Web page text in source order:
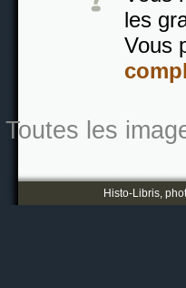
les
Vous
Toutes les
Histo-Libris,